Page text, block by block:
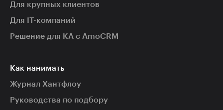
Для крупных клиентов
Для IT-компаний
Решение для КА с AmoCRM
Как нанимать
Журнал Хантфлоу
Руководства по подбору